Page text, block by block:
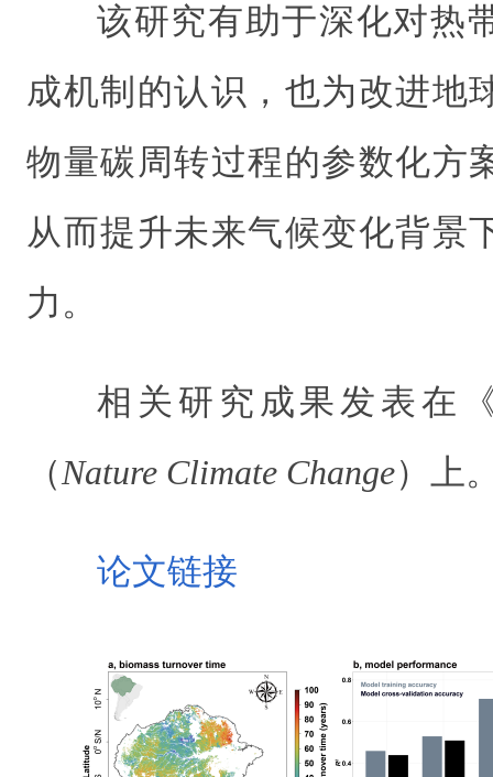
该研究有助于深化对热
成机制的认识，也为改进地
物量碳周转过程的参数化方
从而提升未来气候变化背景
力。
相关研究成果发表在
（Nature Climate Change）上
论文链接